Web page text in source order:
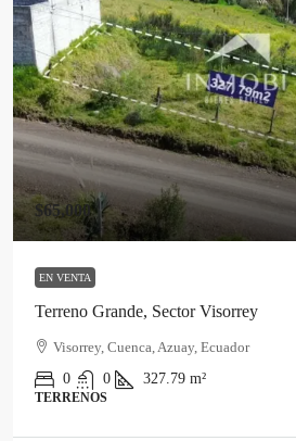
$65,000
EN VENTA
Terreno Grande, Sector Visorrey
Visorrey, Cuenca, Azuay, Ecuador
0
0 327.79 m²
TERRENOS